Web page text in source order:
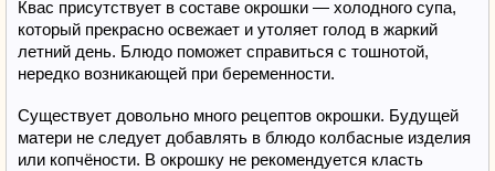
Квас присутствует в составе окрошки — холодного супа,
который прекрасно освежает и утоляет голод в жаркий
летний день. Блюдо поможет справиться с тошнотой,
нередко возникающей при беременности.
Существует довольно много рецептов окрошки. Будущей
матери не следует добавлять в блюдо колбасные изделия
или копчёности. В окрошку не рекомендуется класть